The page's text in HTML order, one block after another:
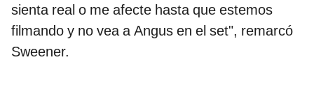
sienta real o me afecte hasta que estemos
filmando y no vea a Angus en el set", remarcó
Sweener.